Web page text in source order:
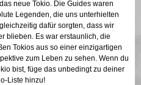
neue Tokio. Die Guides waren
Legenden, die uns unterhielten
dafür sorgten, dass wir
blieben. Es war erstaunlich, die
Tokios aus so einer einzigartigen
zum Leben zu sehen. Wenn du
bist, füge das unbedingt zu deiner
Liste hinzu!